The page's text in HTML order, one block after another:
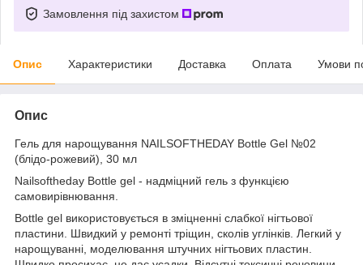
Замовлення під захистом
Опис Характеристики Доставка Оплата Умови
Опис
Гель для нарощування NAILSOFTHEDAY Bottle Gel №02
(блідо-рожевий), 30 мл
Nailsoftheday Bottle gel - надміцний гель з функцією
самовирівнювання.
Bottle gel використовується в зміцненні слабкої нігтьової
пластини. Швидкий у ремонті тріщин, сколів углінків. Легкий у
нарощуванні, моделювання штучних нігтьових пластин.